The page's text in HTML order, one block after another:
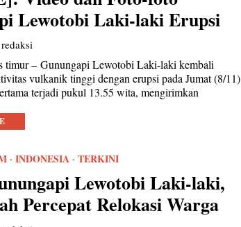
Lewotobi Laki-laki Erupsi
redaksi
timur – Gunungapi Lewotobi Laki-laki kembali
vulkanik tinggi dengan erupsi pada Jumat (8/11)
terjadi pukul 13.55 wita, mengirimkan
· INDONESIA· TERKINI
Lewotobi Laki-laki,
Percepat Relokasi Warga